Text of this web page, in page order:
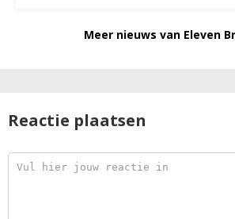
Meer nieuws van Eleven
Reactie plaatsen